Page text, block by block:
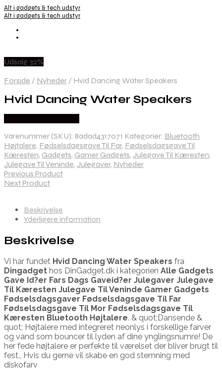
Alt i gadgets & tech udstyr
Alt i gadgets & tech udstyr
Udsalg 32%
Forside / Nyheder / Hvid Dancing Water Speakers
Hvid Dancing Water Speakers
Varenummer (SKU): 8adad4317071 Kategorier: Bluetooth
Højtalere, Fødselsdagsgave Til Far, Fødselsdagsgave Til
Kæresten, Gadgets, Gamer Gadgets, Julegave Til Kæresten,
Julegave Til Veninde, Julegaver, Nyheder
Previous Product
Next Product
Beskrivelse
Yderligere information
Beskrivelse
Vi har fundet Hvid Dancing Water Speakers fra
Dingadget hos DinGadget.dk i kategorien Alle Gadgets
Gave Id?er Fars Dags Gaveid?er Julegaver Julegave
Til Kæresten Julegave Til Veninde Gamer Gadgets
Fødselsdagsgaver Fødselsdagsgave Til Far
Fødselsdagsgave Til Mor Fødselsdagsgave Til
Kæresten Bluetooth Højtalere. & quot;Dansende &
quot; Højtalere med integreret neonlys i forskellige farver
og vand som bouncer til lyden af dine ynglingsnumre! De
her fede højtalere er perfekte til værelset der bliver brugt til
fest., Hvis du gerne vil skabe en god stemning med
diskofarv